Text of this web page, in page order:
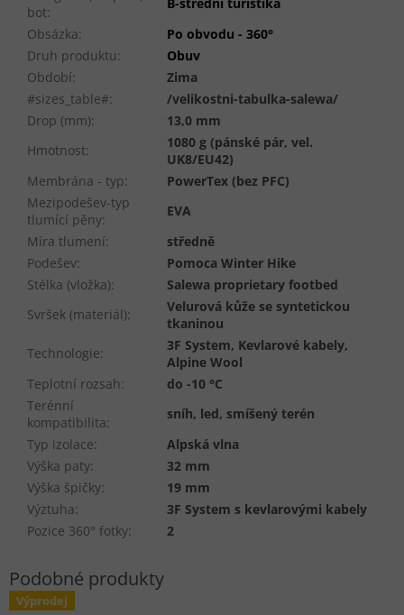
bot:
Obsázka:
Po obvodu - 360°
Druh produktu:
Obuv
Období:
Zima
#sizes_table#:
/velikostni-tabulka-salewa/
Drop (mm):
13,0 mm
Hmotnost:
1080 g (pánské pár, vel.
UK8/EU42)
Membrána - typ:
PowerTex (bez PFC)
Mezipodešev-typ
tlumící pěny:
EVA
Míra tlumení:
středně
Podešev:
Pomoca Winter Hike
Stélka (vložka):
Salewa proprietary footbed
Svršek (materiál):
Velurová kůže se syntetickou
tkaninou
Technologie:
3F System, Kevlarové kabely,
Alpine Wool
Teplotní rozsah:
do -10 °C
Terénní
kompatibilita:
sníh, led, smíšený terén
Typ izolace:
Alpská vlna
Výška paty:
32 mm
Výška špičky:
19 mm
Výztuha:
3F System s kevlarovými kabely
Pozice 360° fotky: 2
Výprodej